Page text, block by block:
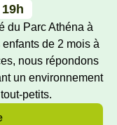
du Parc Athéna à
de 2 mois à
nous répondons
un environnement
petits.